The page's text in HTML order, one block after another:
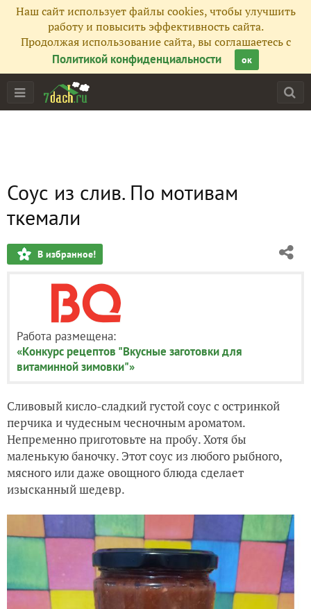
Наш сайт использует файлы cookies, чтобы улучшить
работу и повысить эффективность сайта.
Продолжая использование сайта, вы соглашаетесь с
Политикой конфиденциальности
ок
Соус из слив. По мотивам
ткемали
В избранное!
Работа размещена:
«Конкурс рецептов "Вкусные заготовки для
витаминной зимовки"»
Сливовый кисло-сладкий густой соус с остринкой
перчика и чудесным чесночным ароматом.
Непременно приготовьте на пробу. Хотя бы
маленькую баночку. Этот соус из любого рыбного,
мясного или даже овощного блюда сделает
изысканный шедевр.